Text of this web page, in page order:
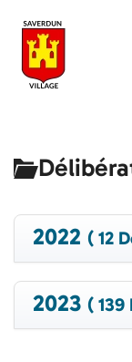
Accéder au
2022 ( 12
2023 ( 139